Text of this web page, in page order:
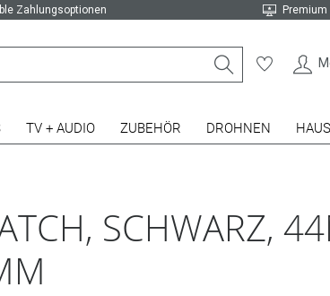
Zahlungsoptionen
TV + AUDIO ZUBEHÖR DROHNEN
SCHWARZ,